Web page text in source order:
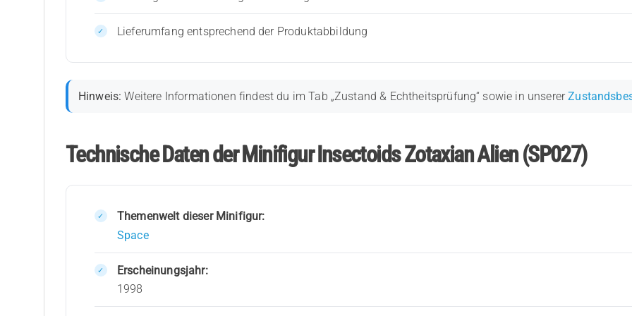
Lieferumfang entsprechend der Produktabbildung
Hinweis: Weitere Informationen findest du im Tab „Zustand & Echtheitsprüfung“ sowie in unserer
Technische Daten der Minifigur Insectoids Zotaxian Alien (SP027)
Themenwelt dieser Minifigur:
Space
Erscheinungsjahr:
1998